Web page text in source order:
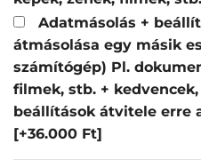
Adatmásolás +
átmásolása egy másik
számítógép) Pl.
filmek, stb. +
beállítások átvitele erre
[+36.000 Ft]